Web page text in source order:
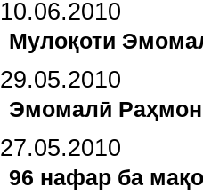
10.06.2010
Мулоқоти
29.05.2010
Эмомалӣ Раҳмон
27.05.2010
96 нафар ба